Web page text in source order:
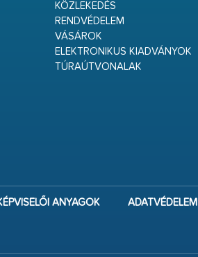
KÖZLEKEDÉS
RENDVÉDELEM
VÁSÁROK
ELEKTRONIKUS KIADVÁNYOK
TÚRAÚTVONALAK
ANYAGOK ADATVÉDELEM